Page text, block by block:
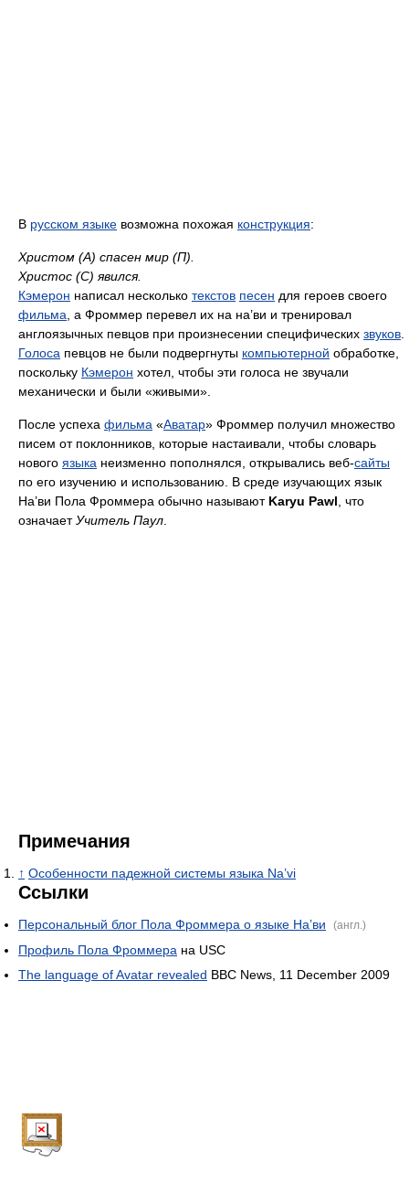
В русском языке возможна похожая конструкция:
Христом (А) спасен мир (П).
Христос (С) явился.
Кэмерон написал несколько текстов песен для героев своего
фильма , а Фроммер перевел их на на’ви и тренировал
англоязычных певцов при произнесении специфических звуков
Голоса певцов не были подвергнуты компьютерной обработке,
поскольку Кэмерон хотел, чтобы эти голоса не звучали
механически и были «живыми».
После успеха фильма «Аватар» Фроммер получил множество
писем от поклонников, которые настаивали, чтобы словарь
нового языка неизменно пополнялся, открывались веб-сайты
по его изучению и использованию. В среде изучающих язык
На’ви Пола Фроммера обычно называют Karyu Pawl , что
означаетУчитель Паул
Примечания
↑ Особенности падежной системы языка Na’vi
Ссылки
Персональный блог Пола Фроммера о языке На’ви (англ.)
Профиль Пола Фроммера на USC
The language of Avatar revealed BBC News, 11 December 2009